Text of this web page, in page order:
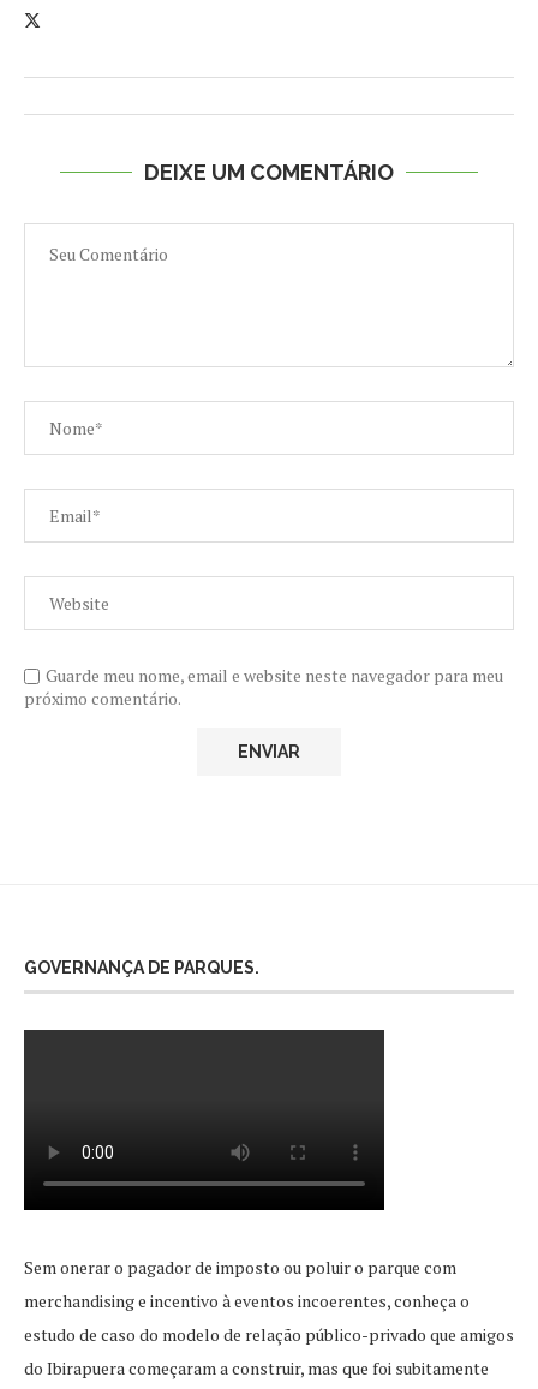
DEIXE UM COMENTÁRIO
Guarde meu nome, email e website neste navegador para meu
próximo comentário.
GOVERNANÇA DE PARQUES.
Sem onerar o pagador de imposto ou poluir o parque com
merchandising e incentivo à eventos incoerentes, conheça o
estudo de caso do modelo de relação público-privado que amigos
do Ibirapuera começaram a construir, mas que foi subitamente